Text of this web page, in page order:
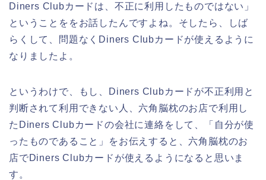
Diners Clubカードは、不正に利用したものではない」
ということををお話したんですよね。そしたら、しば
らくして、問題なくDiners Clubカードが使えるように
なりましたよ。
というわけで、もし、Diners Clubカードが不正利用と
判断されて利用できない人、六角脳枕のお店で利用し
たDiners Clubカードの会社に連絡をして、「自分が使
ったものであること」をお伝えすると、六角脳枕のお
店でDiners Clubカードが使えるようになると思いま
す。